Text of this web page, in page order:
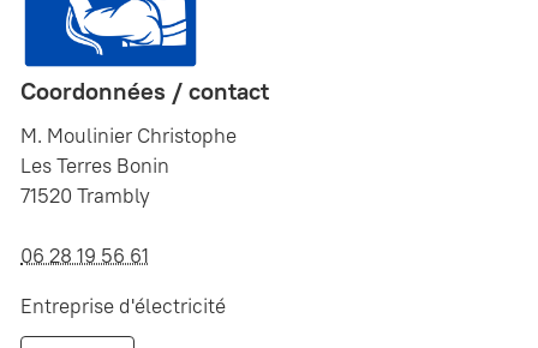
Coordonnées / contact
M. Moulinier Christophe
Les Terres Bonin
71520 Trambly
06 28 19 56 61
Entreprise d'électricité